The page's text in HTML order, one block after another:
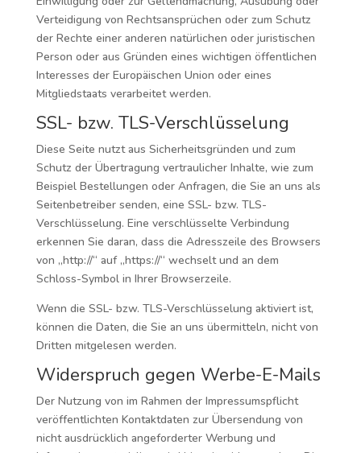
Verteidigung von Rechtsansprüchen oder zum Schutz
der Rechte einer anderen natürlichen oder juristischen
Person oder aus Gründen eines wichtigen öffentlichen
Interesses der Europäischen Union oder eines
Mitgliedstaats verarbeitet werden.
SSL- bzw. TLS-Verschlüsselung
Diese Seite nutzt aus Sicherheitsgründen und zum
Schutz der Übertragung vertraulicher Inhalte, wie zum
Beispiel Bestellungen oder Anfragen, die Sie an uns als
Seitenbetreiber senden, eine SSL- bzw. TLS-
Verschlüsselung. Eine verschlüsselte Verbindung
erkennen Sie daran, dass die Adresszeile des Browsers
von „http://“ auf „https://“ wechselt und an dem
Schloss-Symbol in Ihrer Browserzeile.
Wenn die SSL- bzw. TLS-Verschlüsselung aktiviert ist,
können die Daten, die Sie an uns übermitteln, nicht von
Dritten mitgelesen werden.
Widerspruch gegen Werbe-E-Mails
Der Nutzung von im Rahmen der Impressumspflicht
veröffentlichten Kontaktdaten zur Übersendung von
nicht ausdrücklich angeforderter Werbung und